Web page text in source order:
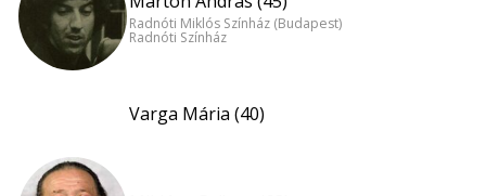
Radnóti Miklós Színház (Budapest)
Radnóti Színház
Varga Mária (40)